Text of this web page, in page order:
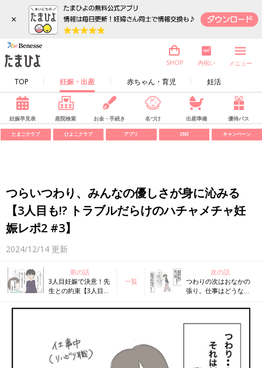
×
TOP 妊娠・出産 赤ちゃん・育児 妊活
SHOP 内祝い メニュー
妊娠早見表 産院検索 お金・手続き 名づけ 出産準備 優待パス
たまごクラブ ひよこクラブ アプリ SNS キャンペーン
つらいつわり、みんなの優しさが身に沁みる
【3人目も!? トラブルだらけのハチャメチャ妊
娠レポ2 #3】
2024/12/14 更新
前の話
3人目妊娠で決意！先
生との約束【3人目
のハチャメチャ妊娠
一覧
次の話
つわりの次はおなかの
張り。仕事はどうな
ルだらけのハチャメチ